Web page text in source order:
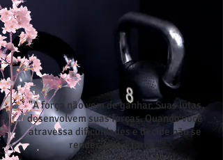
"A força não vem de ganhar. Suas lutas
desenvolvem suas forças. Quando você
atravessa dificuldades e decide não se
render, isso é força."